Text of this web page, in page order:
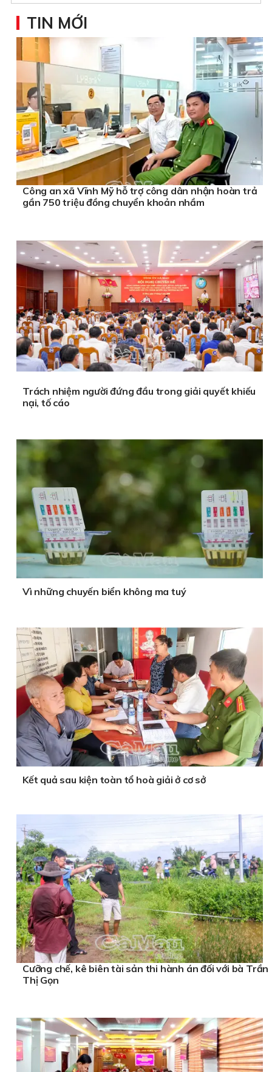
TIN MỚI
Công an xã Vĩnh Mỹ hỗ trợ công dân nhận hoàn trả
gần 750 triệu đồng chuyển khoản nhầm
Trách nhiệm người đứng đầu trong giải quyết khiếu
nại, tố cáo
Vì những chuyến biển không ma tuý
Kết quả sau kiện toàn tổ hoà giải ở cơ sở
Cưỡng chế, kê biên tài sản thi hành án đối với bà Trần
Thị Gọn